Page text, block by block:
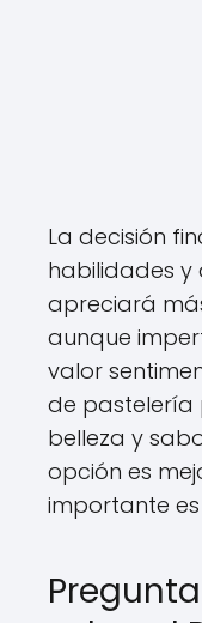
La decisión
habilidades y
apreciará
aunque
valor
de pastelería
belleza y
opción es
importante